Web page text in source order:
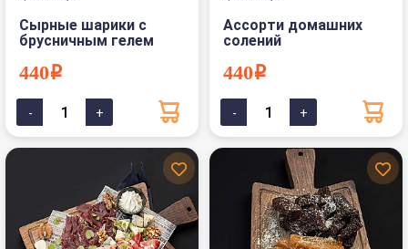
Сырные шарики с
брусничным гелем
440i
Ассорти домашних
солений
440i